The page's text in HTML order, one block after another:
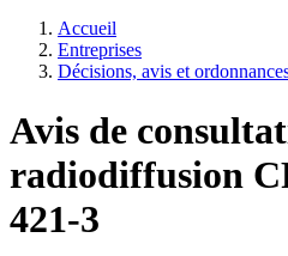
Accueil
Entreprises
Décisions, avis et
Avis de
radiodiffusion
421-3